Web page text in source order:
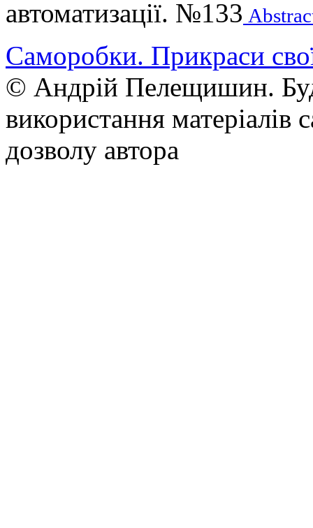
автоматизації. №133
Саморобки. Прикраси
© Андрій Пелещишин.
використання матеріалів
дозволу автора